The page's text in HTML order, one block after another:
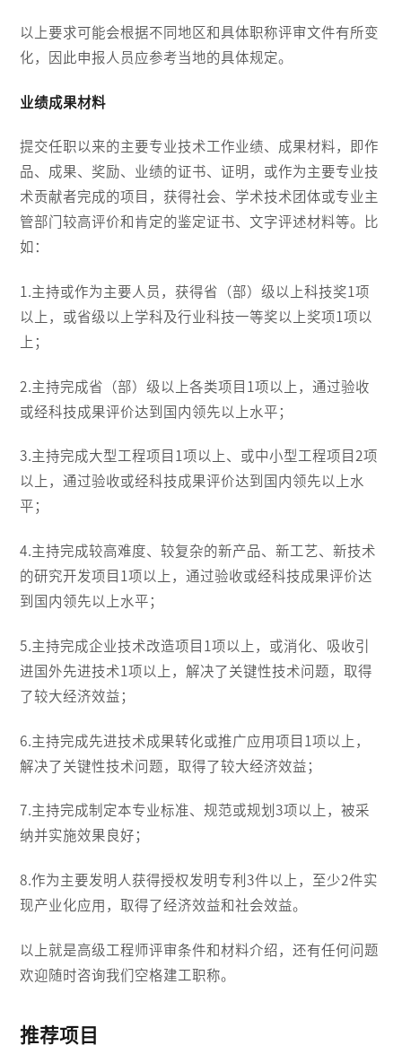
以上要求可能会根据不同地区和具体职称评审文件有所变
化，因此申报人员应参考当地的具体规定。
业绩成果材料
提交任职以来的主要专业技术工作业绩、成果材料，即作
品、成果、奖励、业绩的证书、证明，或作为主要专业技
术贡献者完成的项目，获得社会、学术技术团体或专业主
管部门较高评价和肯定的鉴定证书、文字评述材料等。比
如：
1.主持或作为主要人员，获得省（部）级以上科技奖1项
以上，或省级以上学科及行业科技一等奖以上奖项1项以
上；
2.主持完成省（部）级以上各类项目1项以上，通过验收
或经科技成果评价达到国内领先以上水平；
3.主持完成大型工程项目1项以上、或中小型工程项目2项
以上，通过验收或经科技成果评价达到国内领先以上水
平；
4.主持完成较高难度、较复杂的新产品、新工艺、新技术
的研究开发项目1项以上，通过验收或经科技成果评价达
到国内领先以上水平；
5.主持完成企业技术改造项目1项以上，或消化、吸收引
进国外先进技术1项以上，解决了关键性技术问题，取得
了较大经济效益；
6.主持完成先进技术成果转化或推广应用项目1项以上，
解决了关键性技术问题，取得了较大经济效益；
7.主持完成制定本专业标准、规范或规划3项以上，被采
纳并实施效果良好；
8.作为主要发明人获得授权发明专利3件以上，至少2件实
现产业化应用，取得了经济效益和社会效益。
以上就是高级工程师评审条件和材料介绍，还有任何问题
欢迎随时咨询我们空格建工职称。
推荐项目